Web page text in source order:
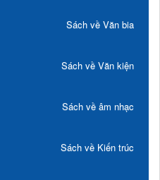
Sách về Văn bia
Sách về Văn kiện
Sách về âm nhạc
Sách về Kiến trúc